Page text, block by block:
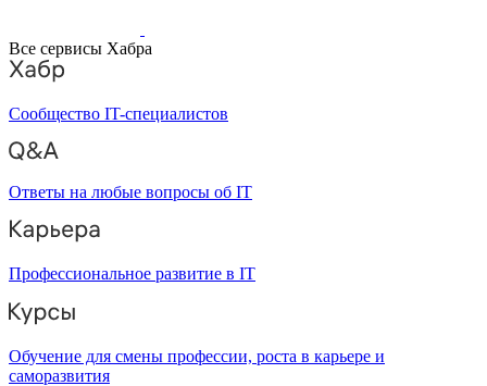
Все сервисы Хабра
Сообщество IT-специалистов
Ответы на любые вопросы об IT
Профессиональное развитие в IT
Обучение для смены профессии, роста в карьере и
саморазвития